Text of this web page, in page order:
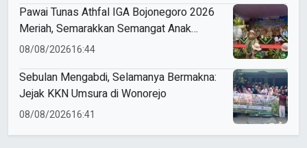
Pawai Tunas Athfal IGA Bojonegoro 2026
Meriah, Semarakkan Semangat Anak
Sholeh Berkemajuan
08/08/202616:44
Sebulan Mengabdi, Selamanya Bermakna:
Jejak KKN Umsura di Wonorejo
08/08/202616:41